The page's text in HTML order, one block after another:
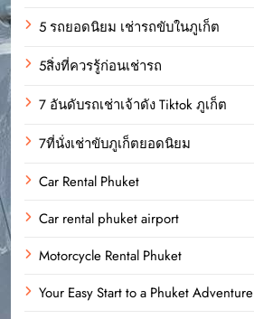
5 รถยอดนิยม เช่ารถขับในภูเก็ต
5สิ่งที่ควรรู้ก่อนเช่ารถ
7 อันดับรถเช่าเจ้าดัง Tiktok ภูเก็ต
7ที่นั่งเช่าขับภูเก็ตยอดนิยม
Car Rental Phuket
Car rental phuket airport
Motorcycle Rental Phuket
Your Easy Start to a Phuket Adventure